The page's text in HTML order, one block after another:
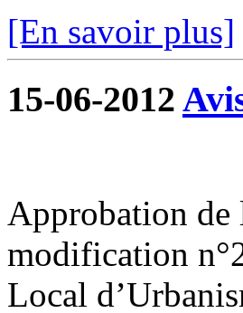
[En savoir plus]
15-06-2012
Approbation
modification
Local